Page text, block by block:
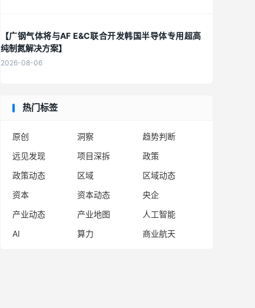
【广钢气体将与AF E&C联合开发韩国半导体专用超高
纯制氮解决方案】
2026-08-06
热门标签
原创 洞察
趋势判断
远见发现
项目深拆
政策
政策动态
区域
区域动态
资本
资本动态
央企
产业动态
产业地图
人工智能
AI
算力 商业航天